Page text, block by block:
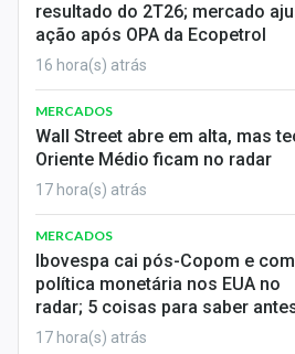
resultado do 2T26; mercado
ação após OPA da Ecopetrol
16 hora(s) atrás
MERCADOS
Wall Street abre em alta, mas
Oriente Médio ficam no radar
17 hora(s) atrás
MERCADOS
Ibovespa cai pós-Copom e
política monetária nos EUA no
radar; 5 coisas para saber
17 hora(s) atrás